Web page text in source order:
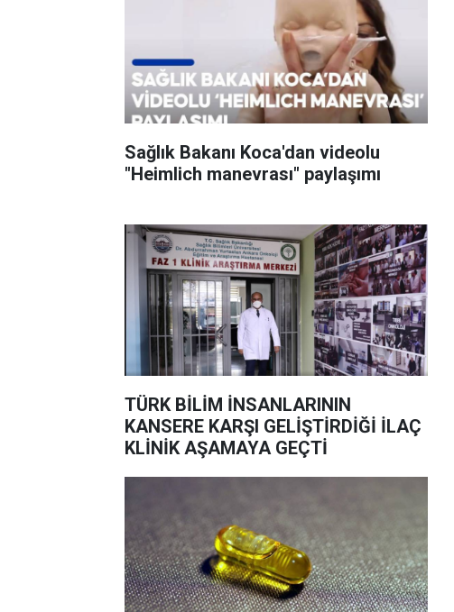
Sağlık Bakanı Koca'dan videolu
"Heimlich manevrası" paylaşımı
TÜRK BİLİM İNSANLARININ
KANSERE KARŞI GELİŞTİRDİĞİ İLAÇ
KLİNİK AŞAMAYA GEÇTİ